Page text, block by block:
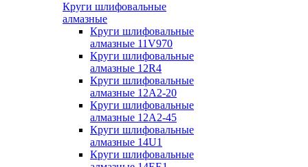
Круги шлифовальные
алмазные
Круги шлифовальные
алмазные 11V970
Круги шлифовальные
алмазные 12R4
Круги шлифовальные
алмазные 12А2-20
Круги шлифовальные
алмазные 12А2-45
Круги шлифовальные
алмазные 14U1
Круги шлифовальные